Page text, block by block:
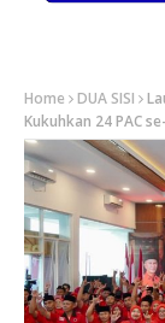
Home DUA SISI
Kukuhkan 24 PAC